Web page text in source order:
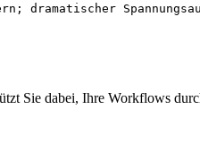
dramatischer
Sie dabei, Ihre Workflows